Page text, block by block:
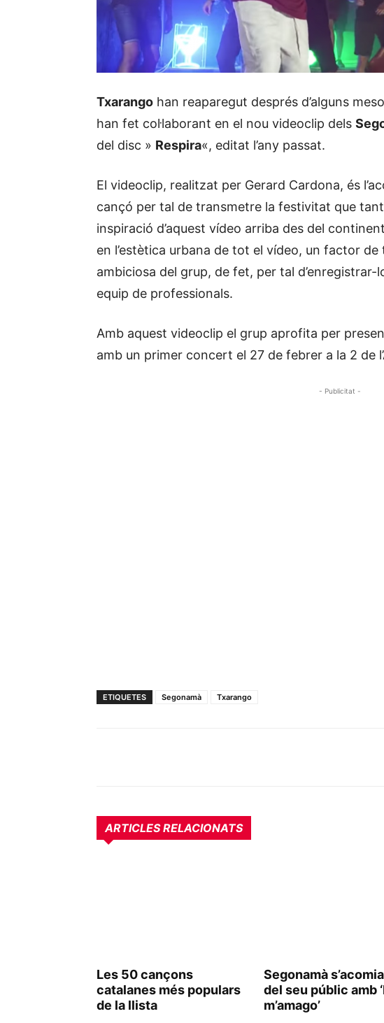
Txarango han reaparegut després d’alguns
han fet col·laborant en el nou videoclip dels
del disc » Respira«, editat l’any passat.
El videoclip, realitzat per Gerard Cardona, és
cançó per tal de transmetre la festivitat que
inspiració d’aquest vídeo arriba des del
en l’estètica urbana de tot el vídeo, un factor
ambiciosa del grup, de fet, per tal
equip de professionals.
Amb aquest videoclip el grup aprofita per
amb un primer concert el 27 de febrer a la 2 de
- Publicitat -
ETIQUETES Segonamà Txarango
ARTICLES RELACIONATS
Les 50 cançons
catalanes més populars
de la llista
Segonamà
del seu públic amb
m’amago’